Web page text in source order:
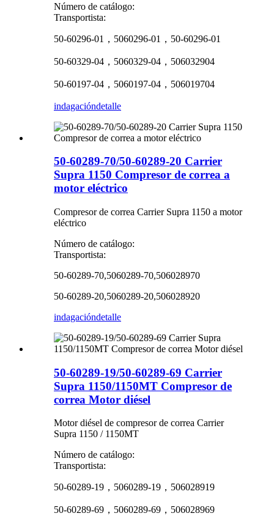
Número de catálogo:
Transportista:
50-60296-01，5060296-01，50-60296-01
50-60329-04，5060329-04，506032904
50-60197-04，5060197-04，506019704
indagacióndetalle
50-60289-70/50-60289-20 Carrier
Supra 1150 Compresor de correa a
motor eléctrico
Compresor de correa Carrier Supra 1150 a motor
eléctrico
Número de catálogo:
Transportista:
50-60289-70,5060289-70,506028970
50-60289-20,5060289-20,506028920
indagacióndetalle
50-60289-19/50-60289-69 Carrier
Supra 1150/1150MT Compresor de
correa Motor diésel
Motor diésel de compresor de correa Carrier
Supra 1150 / 1150MT
Número de catálogo:
Transportista:
50-60289-19，5060289-19，506028919
50-60289-69，5060289-69，506028969